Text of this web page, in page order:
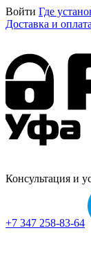
Войти Где
Доставка и оплата
Консультация и
+7 347 258-83-64